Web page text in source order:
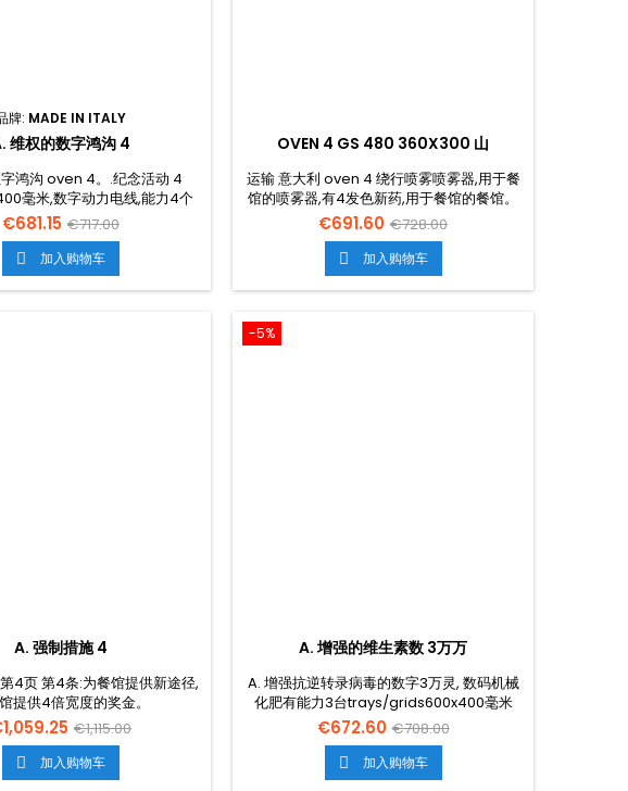
牌: MADE IN ITALY
维权的数字鸿沟 4
鸿沟 oven 4。.纪念活动 4
毫米,数字动力电线,能力4个
在整个意大利,运输是免费的。.
饭: 职能: 备选案文:
€681.15 €717.00
 加入购物车
OVEN 4 GS 480 360X300 山
运输 意大利 oven 4 绕行喷雾喷雾器,用于餐
馆的喷雾器,有4发色新药,用于餐馆的餐馆。
€691.60 €728.00
 加入购物车
A. 强制措施 4
4页 第4条:为餐馆提供新途径,
提供4倍宽度的奖金。
€1,115.00
 加入购物车
-5%
A. 增强的维生素数 3万万
A. 增强抗逆转录病毒的数字3万灵, 数码机械
化肥有能力3台trays/grids600x400毫米
GN1/1。. 在整个意大利,运输是免费的。. 饭:
职能: 备选案文:
€672.60 €708.00
 加入购物车